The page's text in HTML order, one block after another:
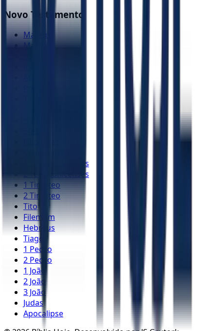
Novo Testamento
Mateus
Marcos
1 Tessalonicenses
2 Tessalonicenses
1 Timóteo
2 Timóteo
Tito
Filemom
Hebreus
Tiago
1 Pedro
2 Pedro
1 João
2 João
3 João
Judas
Apocalipse